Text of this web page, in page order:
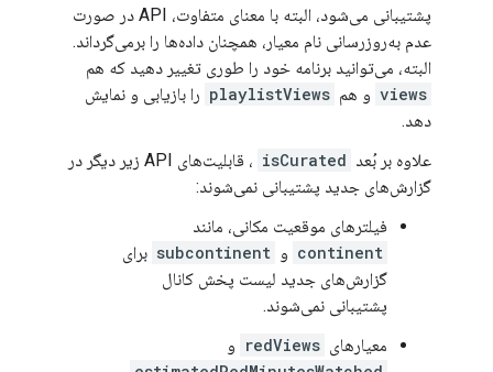
پشتیبانی می‌شود، البته با معنای متفاوت، API در صورت
عدم به‌روزرسانی نام معیار، همچنان داده‌ها را برمی‌گرداند.
البته، می‌توانید برنامه خود را طوری تغییر دهید که هم
views و هم playlistViews را بازیابی و نمایش
دهد.
علاوه بر بُعد isCurated
، قابلیت‌های API زیر دیگر در
گزارش‌های جدید پشتیبانی نمی‌شوند:
فیلترهای موقعیت مکانی، مانند
continent و subcontinent برای
گزارش‌های جدید لیست پخش کانال
پشتیبانی نمی‌شوند.
معیارهای redViews و